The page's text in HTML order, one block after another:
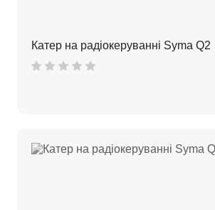
Катер на радіокеруванні Syma Q2